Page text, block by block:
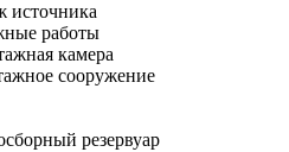
работы
камера
сооружение
резервуар